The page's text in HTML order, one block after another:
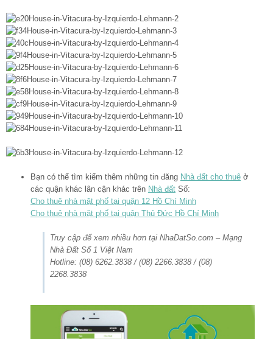
Bạn có thể tìm kiếm thêm những tin đăng Nhà đất cho thuê ở
các quận khác lân cận khác trên Nhà đất Số:
Cho thuê nhà mặt phố tại quận 12 Hồ Chí Minh
Cho thuê nhà mặt phố tại quận Thủ Đức Hồ Chí Minh
Truy cập để xem nhiều hơn tại NhaDatSo.com – Mạng
Nhà Đất Số 1 Việt Nam
Hotline: (08) 6262.3838 / (08) 2266.3838 / (08)
2268.3838